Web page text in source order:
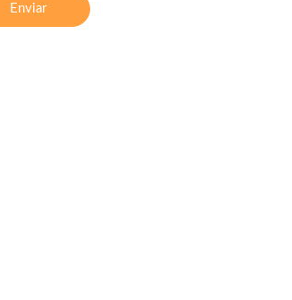
Enviar